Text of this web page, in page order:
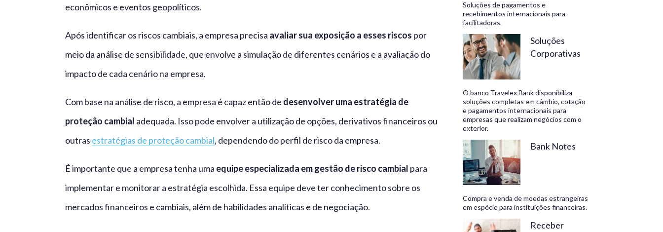
econômicos e eventos geopolíticos.
Após identificar os riscos cambiais, a empresa precisa avaliar sua exposição a esses riscos por
meio da análise de sensibilidade, que envolve a simulação de diferentes cenários e a avaliação do
impacto de cada cenário na empresa.
Com base na análise de risco, a empresa é capaz então de desenvolver uma estratégia de
proteção cambial adequada. Isso pode envolver a utilização de opções, derivativos financeiros ou
outras estratégias de proteção cambial, dependendo do perfil de risco da empresa.
É importante que a empresa tenha uma equipe especializada em gestão de risco cambial para
implementar e monitorar a estratégia escolhida. Essa equipe deve ter conhecimento sobre os
mercados financeiros e cambiais, além de habilidades analíticas e de negociação.
Soluções de pagamentos e
recebimentos internacionais para
facilitadoras.
Soluções
Corporativas
O banco Travelex Bank disponibiliza
soluções completas em câmbio, cotação
e pagamentos internacionais para
empresas que realizam negócios com o
exterior.
Bank Notes
Compra e venda de moedas estrangeiras
em espécie para instituições financeiras.
Receber